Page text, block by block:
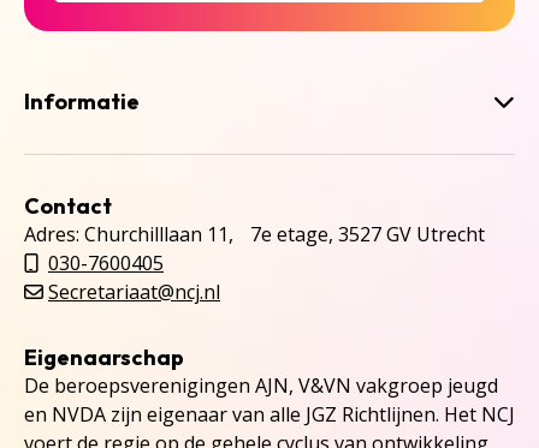
Informatie
Contact
Adres: Churchilllaan 11, 7e etage, 3527 GV Utrecht
030-7600405
Secretariaat@ncj.nl
Eigenaarschap
De beroepsverenigingen AJN, V&VN vakgroep jeugd
en NVDA zijn eigenaar van alle JGZ Richtlijnen. Het NCJ